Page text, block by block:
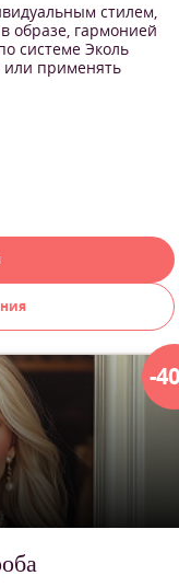
стилем,
образе, гармонией
системе Эколь
или применять
-